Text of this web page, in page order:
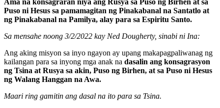
Ama na konsagraran niya ang Rusya sa Puso ng Birhen at sa
Puso ni Hesus sa pamamagitan ng Pinakabanal na Santatlo at
ng Pinakabanal na Pamilya, alay para sa Espiritu Santo.
Sa mensahe noong 3/2/2022 kay Ned Dougherty, sinabi ni Ina:
Ang aking misyon sa inyo ngayon ay upang makapagpaliwanag ng
kailangan para sa inyong mga anak na dasalin ang konsagrasyon
ng Tsina at Rusya sa akin, Puso ng Birhen, at sa Puso ni Hesus
ng Walang Hanggan na Awa.
Maari ring gamitin ang dasal na ito para sa Tsina.